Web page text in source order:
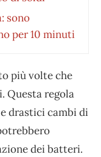
sono
per 10 minuti
più volte che
Questa regola
drastici cambi di
dei batteri.